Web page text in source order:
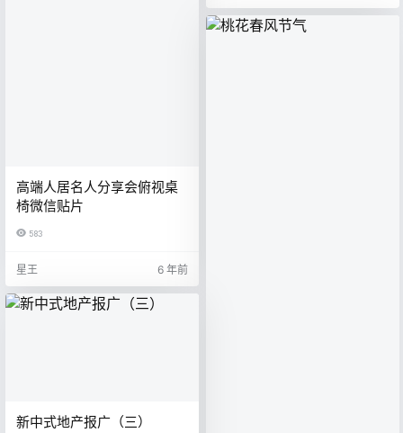
高端人居名人分享会俯视桌
椅微信贴片
583
星王 6 年前
新中式地产报广（三）